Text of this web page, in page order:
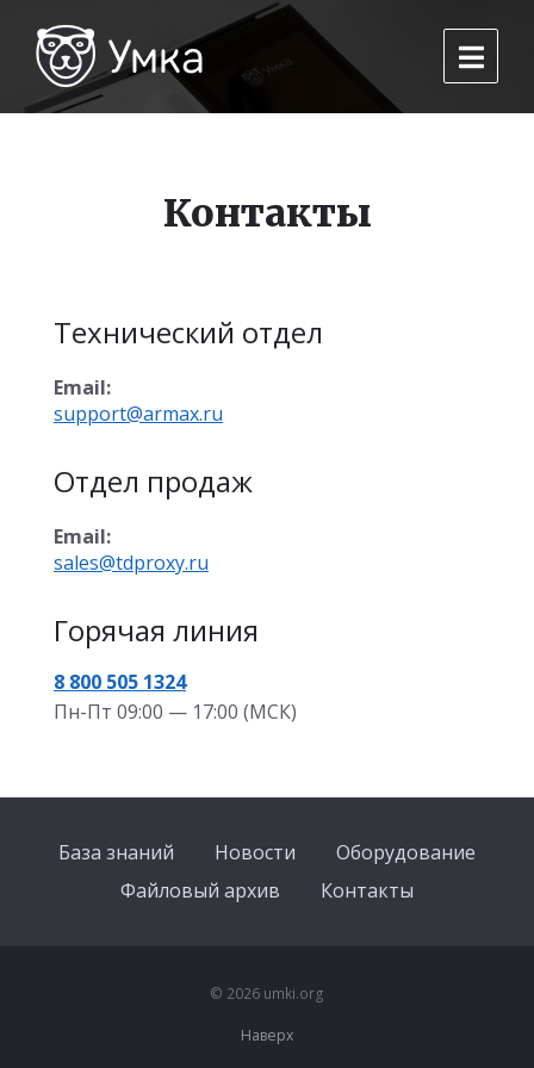
Контакты
Технический отдел
Email:
support@armax.ru
Отдел продаж
Email:
sales@tdproxy.ru
Горячая линия
8 800 505 1324
Пн-Пт 09:00 — 17:00 (МСК)
База знаний Новости
Оборудование
Файловый архив
Контакты
© 2026 umki.org
Наверх